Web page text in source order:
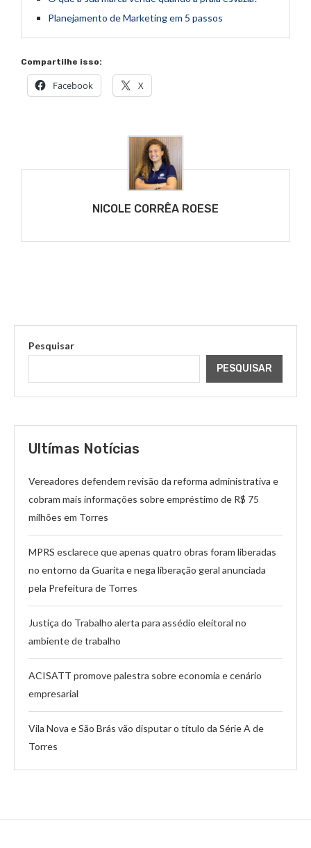
Planejamento de Marketing em 5 passos
Compartilhe isso:
Facebook X
NICOLE CORRÊA ROESE
Pesquisar
PESQUISAR
Ultímas Notícias
Vereadores defendem revisão da reforma administrativa e
cobram mais informações sobre empréstimo de R$ 75
milhões em Torres
MPRS esclarece que apenas quatro obras foram liberadas
no entorno da Guarita e nega liberação geral anunciada
pela Prefeitura de Torres
Justiça do Trabalho alerta para assédio eleitoral no
ambiente de trabalho
ACISATT promove palestra sobre economia e cenário
empresarial
Vila Nova e São Brás vão disputar o título da Série A de
Torres